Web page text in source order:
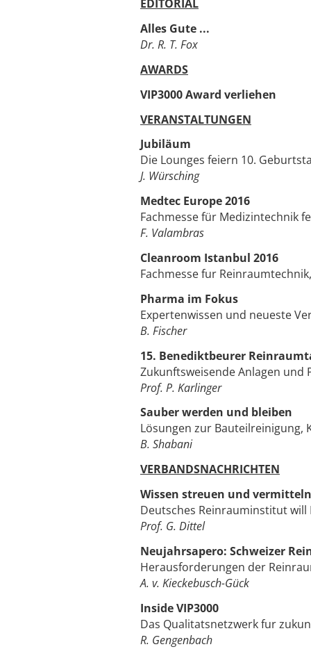
EDITORIAL
Alles Gute ...
Dr. R. T. Fox
AWARDS
VIP3000 Award verliehen
VERANSTALTUNGEN
Jubiläum
Die Lounges feiern 10.
J. Würsching
Medtec Europe 2016
Fachmesse für Medizintechnik
F. Valambras
Cleanroom Istanbul 2016
Fachmesse fur
Pharma im Fokus
Expertenwissen und neueste
B. Fischer
15. Benediktbeurer
Zukunftsweisende Anlagen
Prof. P. Karlinger
Sauber werden und bleiben
Lösungen zur Bauteilreinigung,
B. Shabani
VERBANDSNACHRICHTEN
Wissen streuen und vermitteln
Deutsches Reinrauminstitut
Prof. G. Dittel
Neujahrsapero: Schweizer
Herausforderungen der
A. v. Kieckebusch-Gück
Inside VIP3000
Das Qualitatsnetzwerk fur
R. Gengenbach